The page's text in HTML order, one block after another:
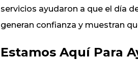
servicios ayudaron a que el día
generan confianza y muestran
Estamos Aquí Para